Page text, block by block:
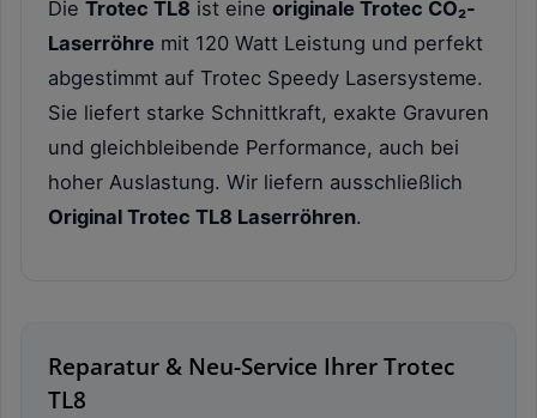
Die Trotec TL8 ist eine originale Trotec CO₂-
Laserröhre mit 120 Watt Leistung und perfekt
abgestimmt auf Trotec Speedy Lasersysteme.
Sie liefert starke Schnittkraft, exakte Gravuren
und gleichbleibende Performance, auch bei
hoher Auslastung. Wir liefern ausschließlich
Original Trotec TL8 Laserröhren.
Reparatur & Neu-Service Ihrer Trotec
TL8